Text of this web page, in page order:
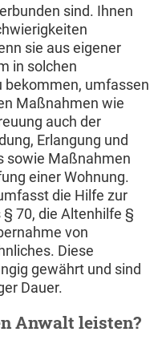
sind. Ihnen
sie aus eigener
in solchen
bekommen, umfassen
Maßnahmen wie
auch der
Erlangung und
sowie Maßnahmen
einer Wohnung.
die Hilfe zur
70, die Altenhilfe §
von
Diese
gewährt und sind
Dauer.
Anwalt leisten?